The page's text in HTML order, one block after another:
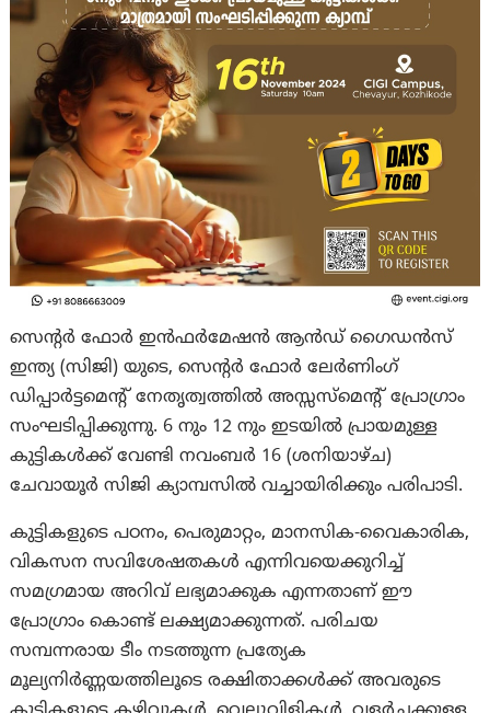
സെന്റർ ഫോർ ഇൻഫർമേഷൻ ആന്‍ഡ് ഗൈഡന്‍സ്
ഇന്ത്യ (സിജി) യുടെ, സെന്റർ ഫോർ ലേർണിംഗ്
ഡിപ്പാർട്ടമെന്റ് നേതൃത്വത്തിൽ അസ്സസ്മെന്റ് പ്രോഗ്രാം
സംഘടിപ്പിക്കുന്നു. 6 നും 12 നും ഇടയിൽ പ്രായമുള്ള
കുട്ടികൾക്ക് വേണ്ടി നവംബർ 16 (ശനിയാഴ്ച)
ചേവായൂർ സിജി ക്യാമ്പസില്‍ വച്ചായിരിക്കും പരിപാടി.
കുട്ടികളുടെ പഠനം, പെരുമാറ്റം, മാനസിക-വൈകാരിക,
വികസന സവിശേഷതകൾ എന്നിവയെക്കുറിച്ച്
സമഗ്രമായ അറിവ് ലഭ്യമാക്കുക എന്നതാണ് ഈ
പ്രോഗ്രാം കൊണ്ട് ലക്ഷ്യമാക്കുന്നത്. പരിചയ
സമ്പന്നരായ ടീം നടത്തുന്ന പ്രത്യേക
മൂല്യനിര്‍ണ്ണയത്തിലൂടെ രക്ഷിതാക്കൾക്ക് അവരുടെ